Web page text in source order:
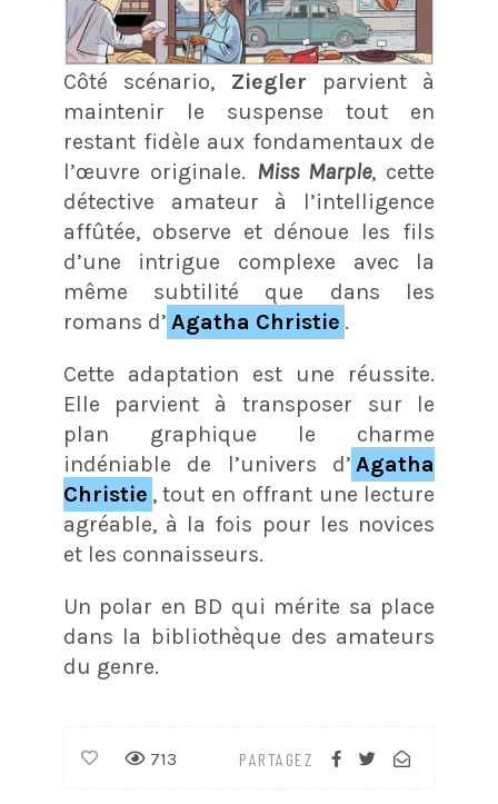
Côté scénario, Ziegler parvient à
maintenir le suspense tout en
restant fidèle aux fondamentaux de
l’œuvre originale. Miss Marple, cette
détective amateur à l’intelligence
affûtée, observe et dénoue les fils
d’une intrigue complexe avec la
même subtilité que dans les
romans d’ Agatha Christie .
Cette adaptation est une réussite.
Elle parvient à transposer sur le
plan graphique le charme
indéniable de l’univers d’ Agatha
Christie , tout en offrant une lecture
agréable, à la fois pour les novices
et les connaisseurs.
Un polar en BD qui mérite sa place
dans la bibliothèque des amateurs
du genre.
PARTAGEZ
713